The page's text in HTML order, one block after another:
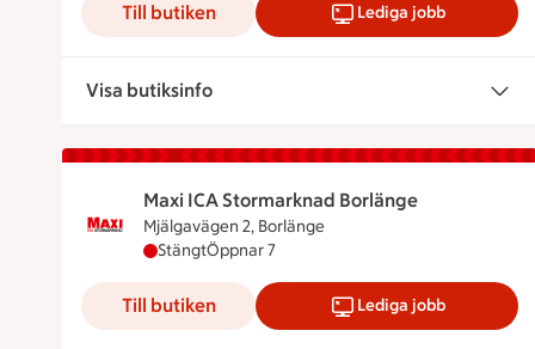
Till butiken Lediga jobb
Visa butiksinfo
Maxi ICA Stormarknad Borlänge
Mjälgavägen 2, Borlänge
Maxi ICA Stormarknad Borlänge har stängt,
StängtÖppnar 7
Till butiken Lediga jobb